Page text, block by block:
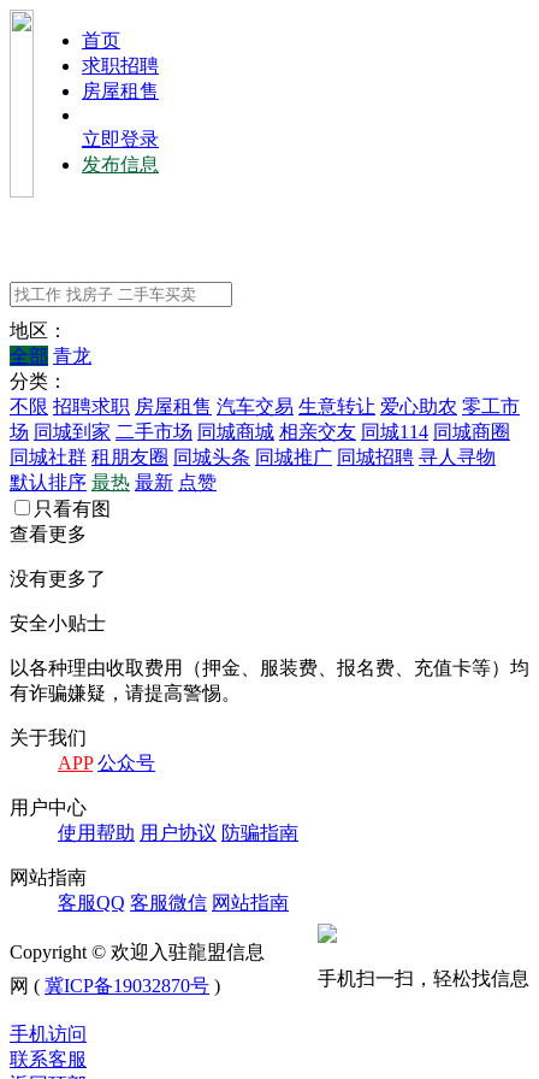
⾸⻚
求职招聘
房屋租售
立即登录
发布信息
地区：
全部 青龙
分类：
不限 招聘求职 房屋租售 汽车交易 生意转让 爱心助农 零工市
场 同城到家 二手市场 同城商城 相亲交友 同城114 同城商圈
同城社群 租朋友圈 同城头条 同城推广 同城招聘 寻人寻物
默认排序 最热 最新 点赞
只看有图
查看更多
没有更多了
安全小贴士
以各种理由收取费⽤（押⾦、服装费、报名费、充值卡等）均
有诈骗嫌疑，请提⾼警惕。
关于我们
APP 公众号
⽤户中⼼
使⽤帮助 ⽤户协议 防骗指南
⽹站指南
客服QQ 客服微信 ⽹站指南
手机扫一扫，轻松找信息
Copyright © 欢迎入驻龍盟信息
网 ( 冀ICP备19032870号 )
手机访问
联系客服